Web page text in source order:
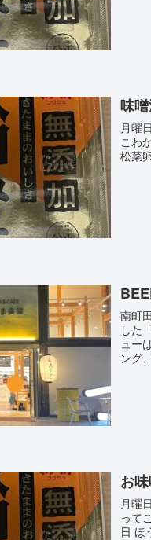
味
月曜
こわ
松菜
南町
した
ュー
ング
お
月曜
って
日 ほ